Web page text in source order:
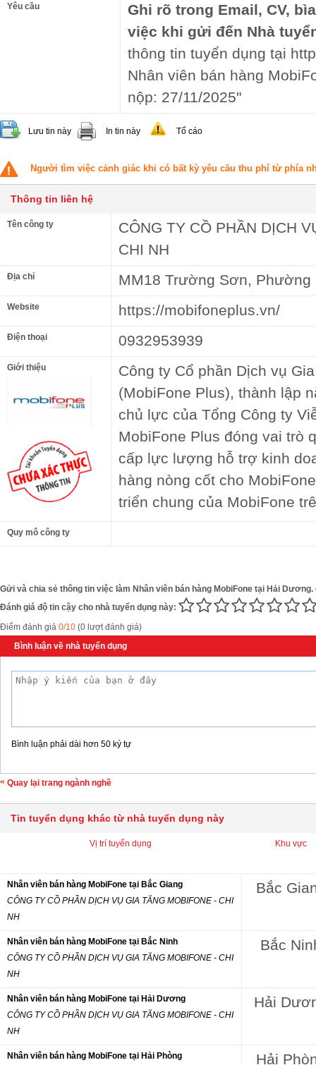
Yêu cầu
Ghi rõ trong Email, CV,
việc khi gửi đến Nhà
thông tin tuyển dụng tại
Nhân viên bán hàng
nộp: 27/11/2025"
Lưu tin này In tin này Tố cáo
Người tìm việc cảnh giác khi có bất kỳ yêu cầu thu phí từ phía
Thông tin liên hệ
Tên công ty
CÔNG TY CỒ PHẦN DỊCH
CHI NH
Địa chỉ MM18 Trường Sơn, Phường
Website https://mobifoneplus.vn/
Điện thoại 0932953939
Giới thiệu
Công ty Cổ phần Dịch vụ
(MobiFone Plus), thành lập
chủ lực của Tổng Công ty
MobiFone Plus đóng vai trò
cấp lực lượng hỗ trợ kinh
hàng nòng cốt cho
triển chung của MobiFone
Quy mô công ty
Gửi và chia sẻ thông tin việc làm Nhân viên bán hàng MobiFone tại Hải Dương.
Đánh giá độ tin cậy cho nhà tuyển dụng này:
Điểm đánh giá 0/10 (0 lượt đánh giá)
Bình luận về nhà tuyển dụng
Bình luận phải dài hơn 50 ký tự
Quay lại trang ngành nghề
Tin tuyển dụng khác từ nhà tuyển dụng này
Vị trí tuyển dụng Khu vực
Nhân viên bán hàng MobiFone tại Bắc Giang
CÔNG TY CỒ PHẦN DỊCH VỤ GIA TĂNG MOBIFONE - CHI
NH
Bắc
Nhân viên bán hàng MobiFone tại Bắc Ninh
CÔNG TY CỒ PHẦN DỊCH VỤ GIA TĂNG MOBIFONE - CHI
NH
Bắc
Nhân viên bán hàng MobiFone tại Hải Dương
CÔNG TY CỒ PHẦN DỊCH VỤ GIA TĂNG MOBIFONE - CHI
NH
Hải
Nhân viên bán hàng MobiFone tại Hải Phòng Hải